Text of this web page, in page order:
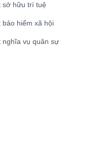
sở hữu trí tuệ
bảo hiểm xã hội
nghĩa vụ quân sự